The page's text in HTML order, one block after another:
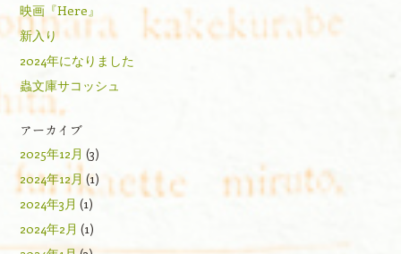
映画『Here』
新入り
2024年になりました
蟲文庫サコッシュ
アーカイブ
2025年12月 (3)
2024年12月 (1)
2024年3月 (1)
2024年2月 (1)